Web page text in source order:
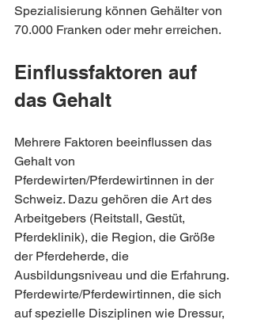
Spezialisierung können Gehälter von
70.000 Franken oder mehr erreichen.
Einflussfaktoren auf
das Gehalt
Mehrere Faktoren beeinflussen das
Gehalt von
Pferdewirten/Pferdewirtinnen in der
Schweiz. Dazu gehören die Art des
Arbeitgebers (Reitstall, Gestüt,
Pferdeklinik), die Region, die Größe
der Pferdeherde, die
Ausbildungsniveau und die Erfahrung.
Pferdewirte/Pferdewirtinnen, die sich
auf spezielle Disziplinen wie Dressur,